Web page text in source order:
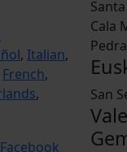
, Italian,
French,
,
Cala
San